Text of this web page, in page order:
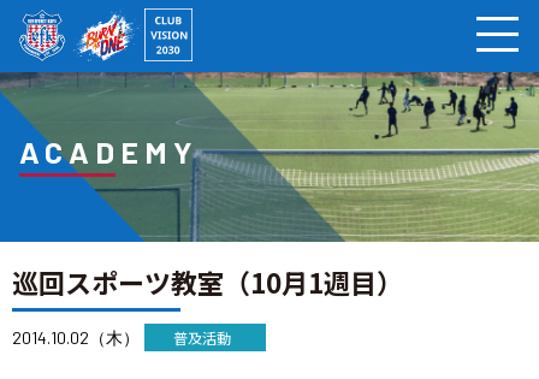
ACADEMY
巡回スポーツ教室（10月1週目）
2014.10.02（木） 普及活動